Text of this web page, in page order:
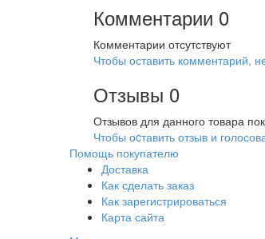
Комментарии 0
Комментарии отсутствуют
Чтобы оставить комментарий,
Отзывы 0
Отзывов для данного товара
Чтобы оcтавить отзыв и
Помощь покупателю
Доставка
Как сделать заказ
Как зарегистрироваться
Карта сайта